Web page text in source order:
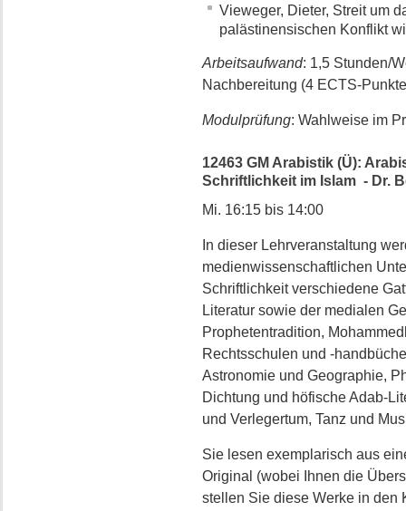
Vieweger, Dieter, Streit um
palästinensischen Konflikt
Arbeitsaufwand: 1,5 Stunden/
Nachbereitung (4 ECTS-
Modulprüfung: Wahlweise im
12463 GM Arabistik (Ü):
Schriftlichkeit im Islam - Dr.
Mi. 16:15 bis 14:00
In dieser Lehrveranstaltung
medienwissenschaftlichen
Schriftlichkeit verschiedene
Literatur sowie der medialen
Prophetentradition,
Rechtsschulen und -
Astronomie und Geographie,
Dichtung und höfische Adab-
und Verlegertum, Tanz und
Sie lesen exemplarisch aus
Original (wobei Ihnen die
stellen Sie diese Werke in den